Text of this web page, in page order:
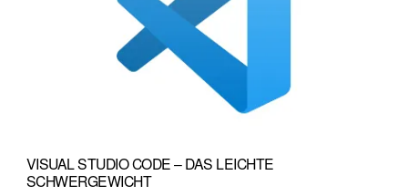
VISUAL STUDIO CODE – DAS LEICHTE
SCHWERGEWICHT